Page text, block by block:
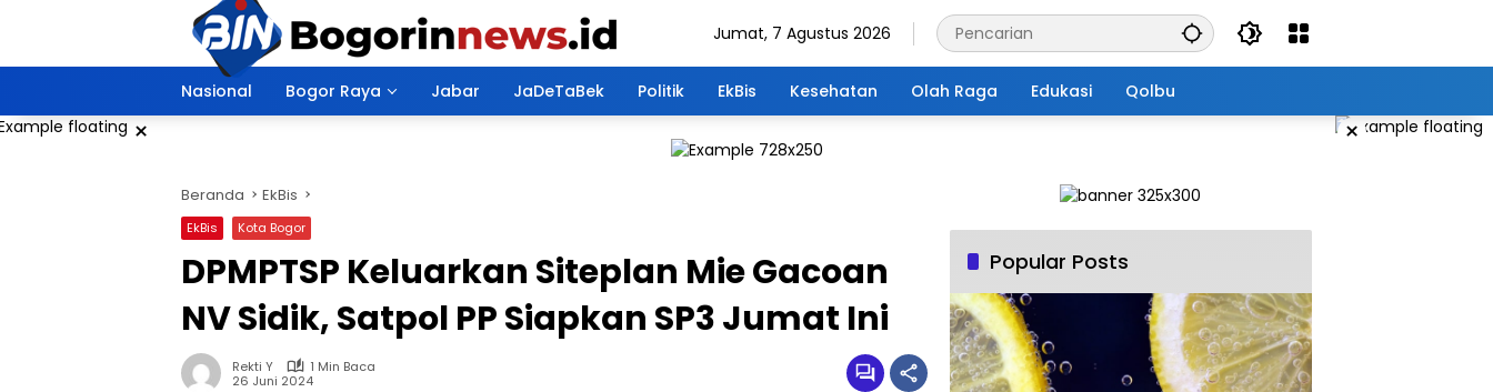
Jumat, 7 Agustus 2026
Nasional Bogor Raya Jabar JaDeTaBek Politik EkBis Kesehatan Olah Raga Edukasi Qolbu
× ×
Beranda EkBis
EkBis Kota Bogor
DPMPTSP Keluarkan Siteplan Mie Gacoan
NV Sidik, Satpol PP Siapkan SP3 Jumat Ini
Rekti Y
1 Min Baca
26 Juni 2024
Popular Posts